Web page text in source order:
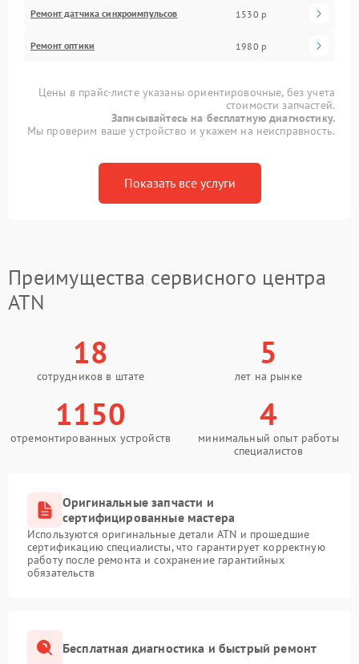
Ремонт датчика синхроимпульсов 1530 р
Ремонт оптики 1980 р
Цены в прайс-листе указаны ориентировочные, без учета
стоимости запчастей.
Записывайтесь на бесплатную диагностику.
Мы проверим ваше устройство и укажем на неисправность.
Показать все услуги
Преимущества сервисного центра
ATN
18
сотрудников в штате
5
лет на рынке
1150
отремонтированных устройств
4
минимальный опыт работы
специалистов
Оригинальные запчасти и
сертифицированные мастера
Используются оригинальные детали ATN и прошедшие
сертификацию специалисты, что гарантирует корректную
работу после ремонта и сохранение гарантийных
обязательств
Бесплатная диагностика и быстрый ремонт